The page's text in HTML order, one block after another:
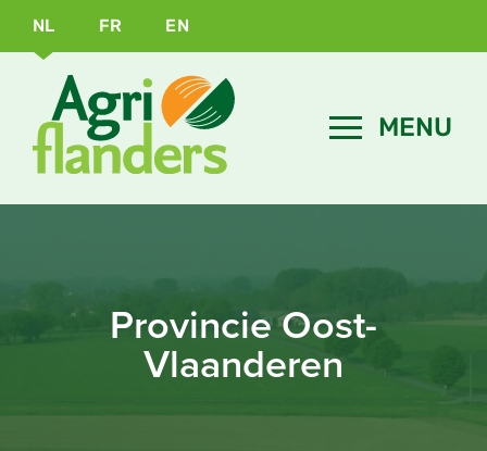
NL FR EN
Provincie Oost-
Vlaanderen